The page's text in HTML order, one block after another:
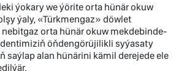
ýokary we ýörite orta hünär okuw
ýaly, «Türkmengaz» döwlet
orta hünär okuw mekdebinde-
öňdengörüjilikli syýasaty
saýlap alan hünärini kämil derejede ele